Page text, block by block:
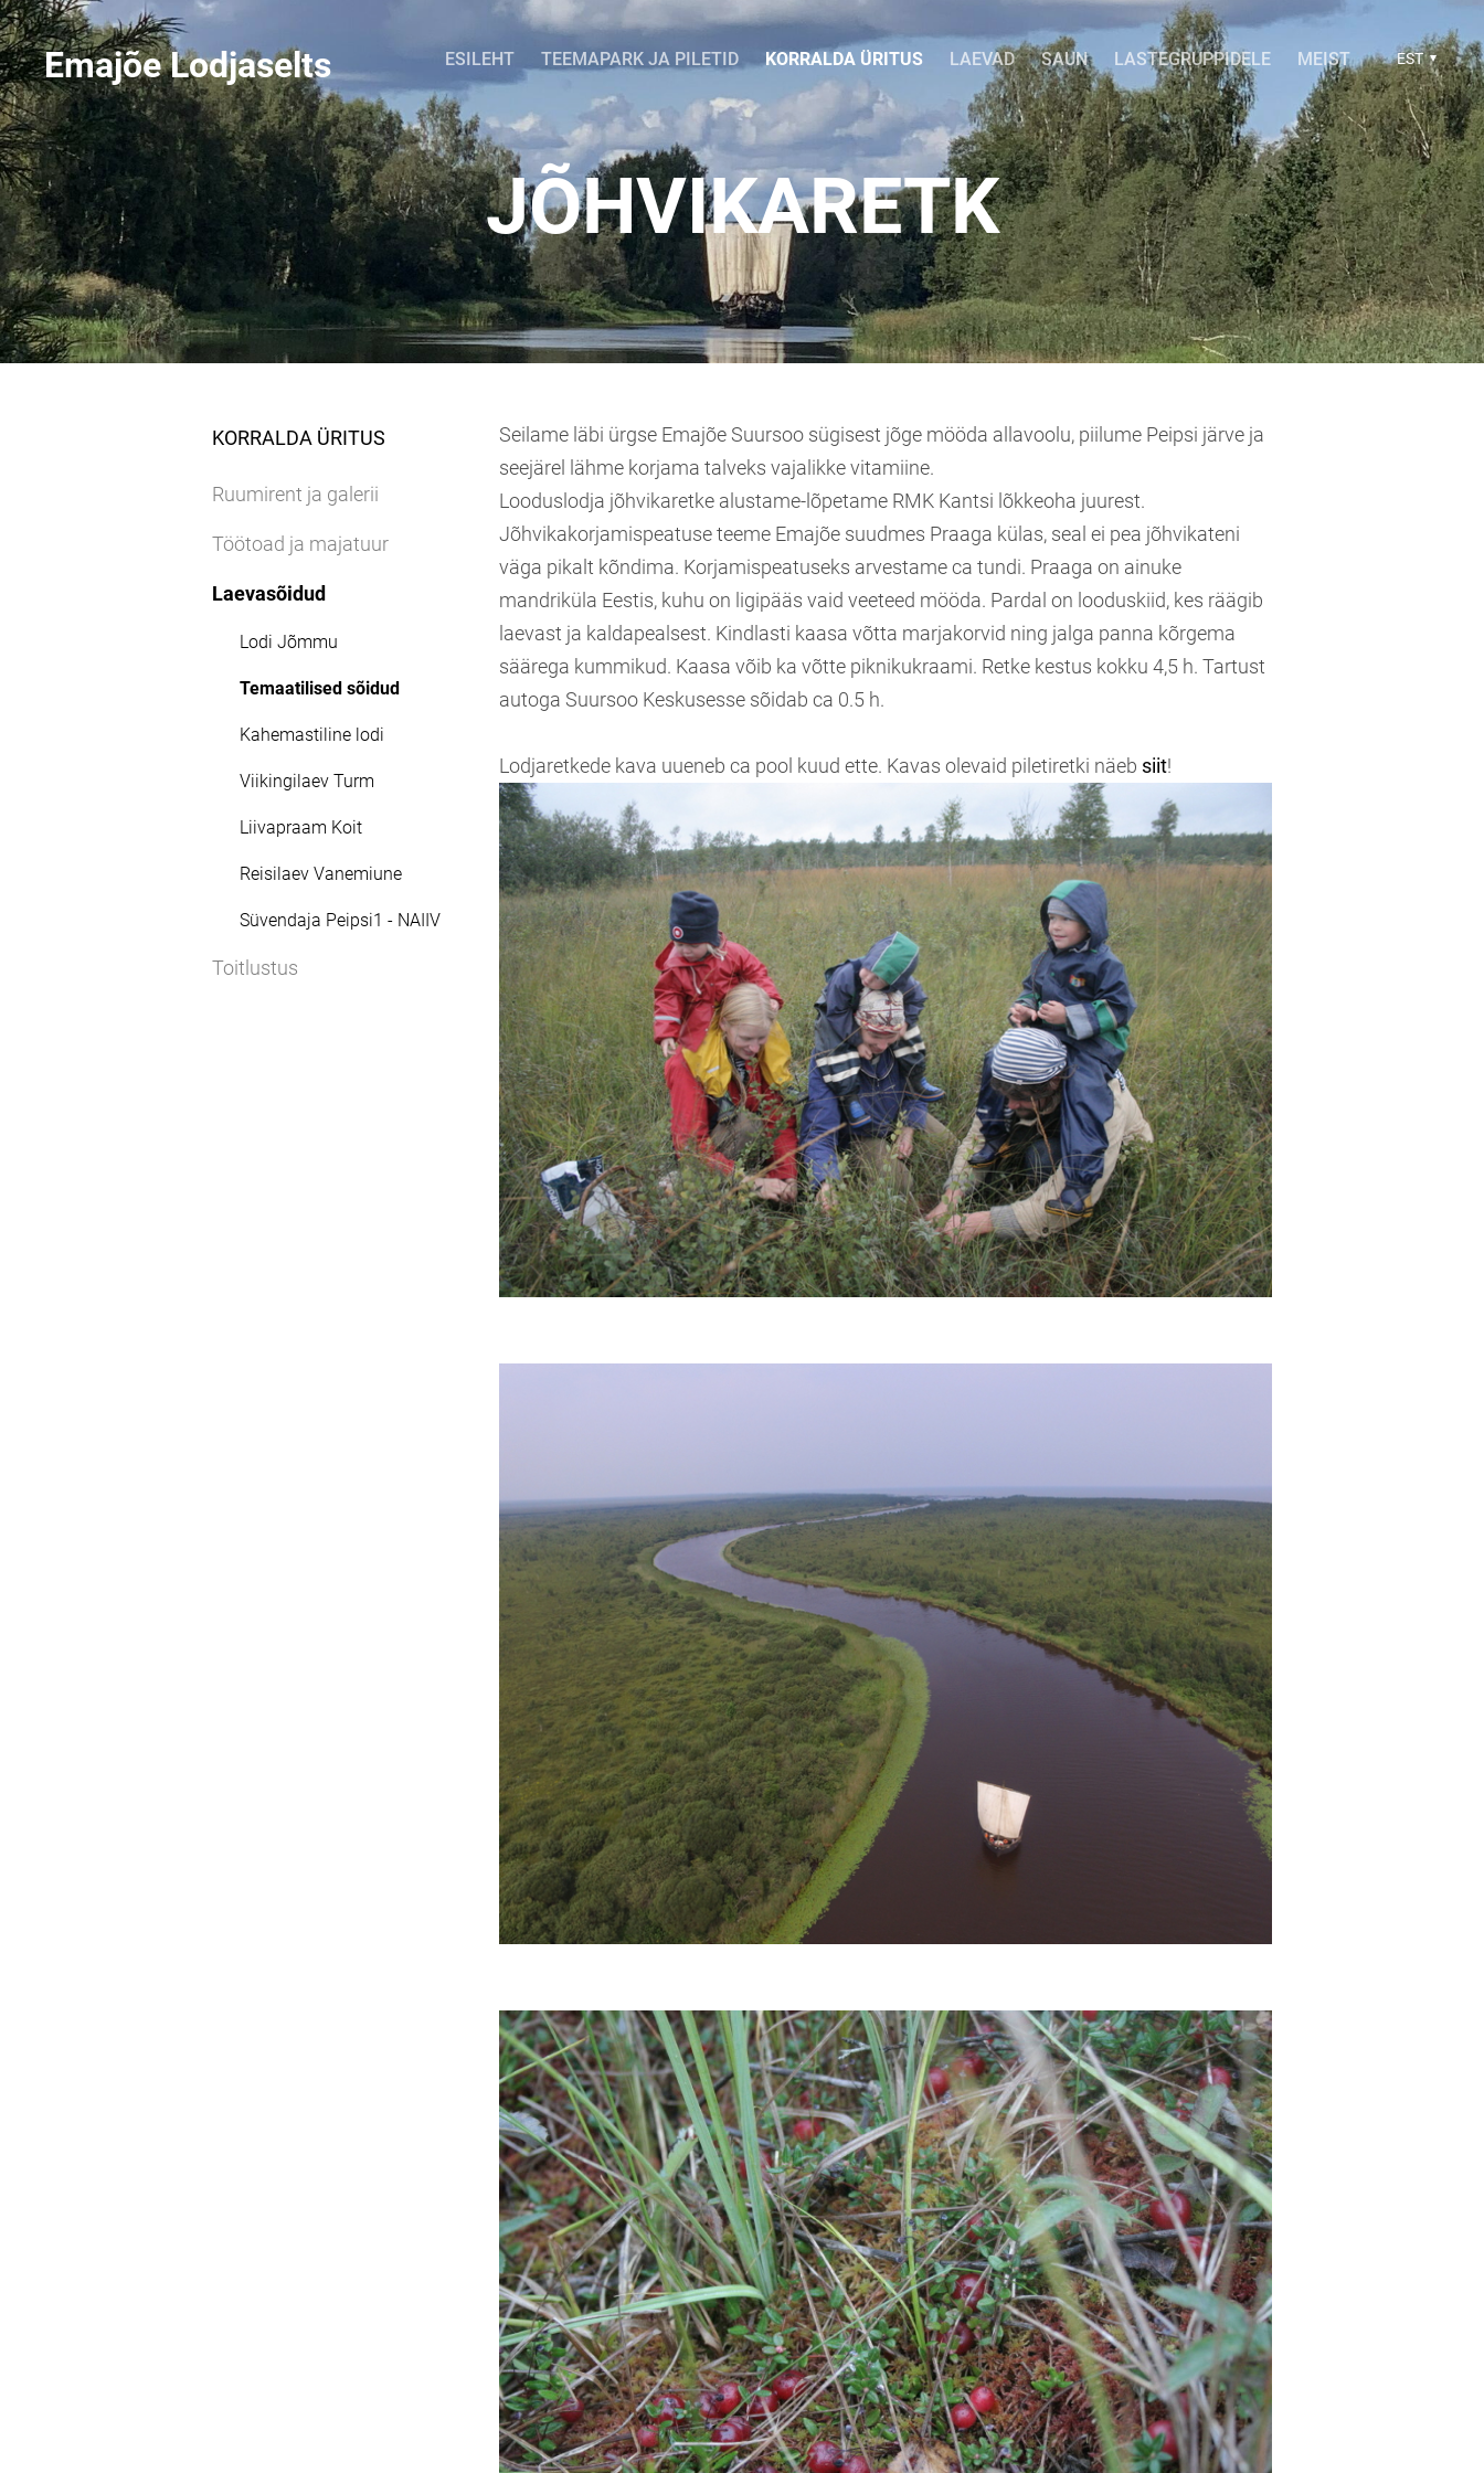
Emajõe Lodjaselts ESILEHT TEEMAPARK JA PILETID KORRALDA ÜRITUS LAEVAD SAUN LASTEGRUPPIDELE MEIST EST
JÕHVIKARETK
KORRALDA ÜRITUS
Ruumirent ja galerii
Töötoad ja majatuur
Laevasõidud
Lodi Jõmmu
Temaatilised sõidud
Kahemastiline lodi
Viikingilaev Turm
Liivapraam Koit
Reisilaev Vanemiune
Süvendaja Peipsi1 - NAIIV
Toitlustus
Seilame läbi ürgse Emajõe Suursoo sügisest jõge mööda allavoolu, piilume Peipsi järve ja
seejärel lähme korjama talveks vajalikke vitamiine.
Looduslodja jõhvikaretke alustame-lõpetame RMK Kantsi lõkkeoha juurest.
Jõhvikakorjamispeatuse teeme Emajõe suudmes Praaga külas, seal ei pea jõhvikateni
väga pikalt kõndima. Korjamispeatuseks arvestame ca tundi. Praaga on ainuke
mandriküla Eestis, kuhu on ligipääs vaid veeteed mööda. Pardal on looduskiid, kes räägib
laevast ja kaldapealsest. Kindlasti kaasa võtta marjakorvid ning jalga panna kõrgema
säärega kummikud. Kaasa võib ka võtte piknikukraami. Retke kestus kokku 4,5 h. Tartust
autoga Suursoo Keskusesse sõidab ca 0.5 h.
Lodjaretkede kava uueneb ca pool kuud ette. Kavas olevaid piletiretki näeb siit!